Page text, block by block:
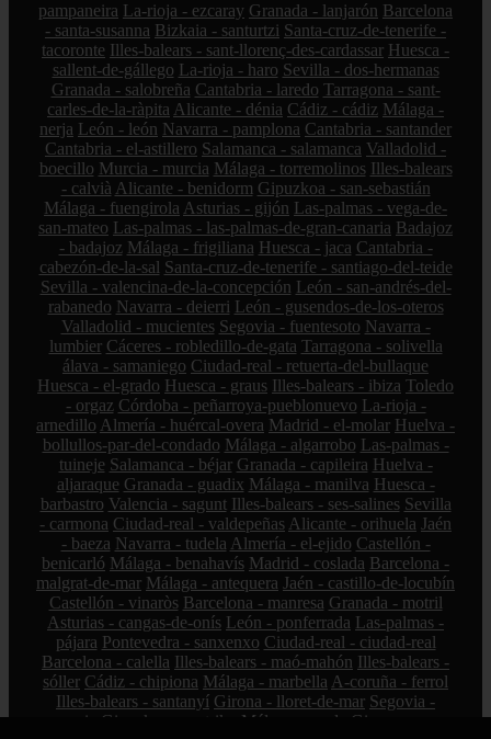
pampaneira La-rioja - ezcaray Granada - lanjarón Barcelona
- santa-susanna Bizkaia - santurtzi Santa-cruz-de-tenerife -
tacoronte Illes-balears - sant-llorenç-des-cardassar Huesca -
sallent-de-gállego La-rioja - haro Sevilla - dos-hermanas
Granada - salobreña Cantabria - laredo Tarragona - sant-
carles-de-la-ràpita Alicante - dénia Cádiz - cádiz Málaga -
nerja León - león Navarra - pamplona Cantabria - santander
Cantabria - el-astillero Salamanca - salamanca Valladolid -
boecillo Murcia - murcia Málaga - torremolinos Illes-balears
- calvià Alicante - benidorm Gipuzkoa - san-sebastián
Málaga - fuengirola Asturias - gijón Las-palmas - vega-de-
san-mateo Las-palmas - las-palmas-de-gran-canaria Badajoz
- badajoz Málaga - frigiliana Huesca - jaca Cantabria -
cabezón-de-la-sal Santa-cruz-de-tenerife - santiago-del-teide
Sevilla - valencina-de-la-concepción León - san-andrés-del-
rabanedo Navarra - deierri León - gusendos-de-los-oteros
Valladolid - mucientes Segovia - fuentesoto Navarra -
lumbier Cáceres - robledillo-de-gata Tarragona - solivella
álava - samaniego Ciudad-real - retuerta-del-bullaque
Huesca - el-grado Huesca - graus Illes-balears - ibiza Toledo
- orgaz Córdoba - peñarroya-pueblonuevo La-rioja -
arnedillo Almería - huércal-overa Madrid - el-molar Huelva -
bollullos-par-del-condado Málaga - algarrobo Las-palmas -
tuineje Salamanca - béjar Granada - capileira Huelva -
aljaraque Granada - guadix Málaga - manilva Huesca -
barbastro Valencia - sagunt Illes-balears - ses-salines Sevilla
- carmona Ciudad-real - valdepeñas Alicante - orihuela Jaén
- baeza Navarra - tudela Almería - el-ejido Castellón -
benicarló Málaga - benahavís Madrid - coslada Barcelona -
malgrat-de-mar Málaga - antequera Jaén - castillo-de-locubín
Castellón - vinaròs Barcelona - manresa Granada - motril
Asturias - cangas-de-onís León - ponferrada Las-palmas -
pájara Pontevedra - sanxenxo Ciudad-real - ciudad-real
Barcelona - calella Illes-balears - maó-mahón Illes-balears -
sóller Cádiz - chipiona Málaga - marbella A-coruña - ferrol
Illes-balears - santanyí Girona - lloret-de-mar Segovia -
segovia
Gipuzkoa - mutriku Málaga - ronda
Girona - roses